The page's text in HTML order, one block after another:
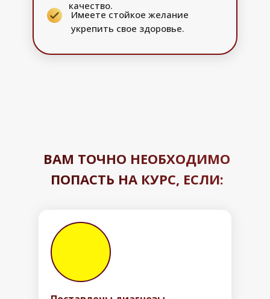
качество.
Имеете стойкое желание
укрепить свое здоровье.
ВАМ ТОЧНО НЕОБХОДИМО
ПОПАСТЬ НА КУРС, ЕСЛИ: